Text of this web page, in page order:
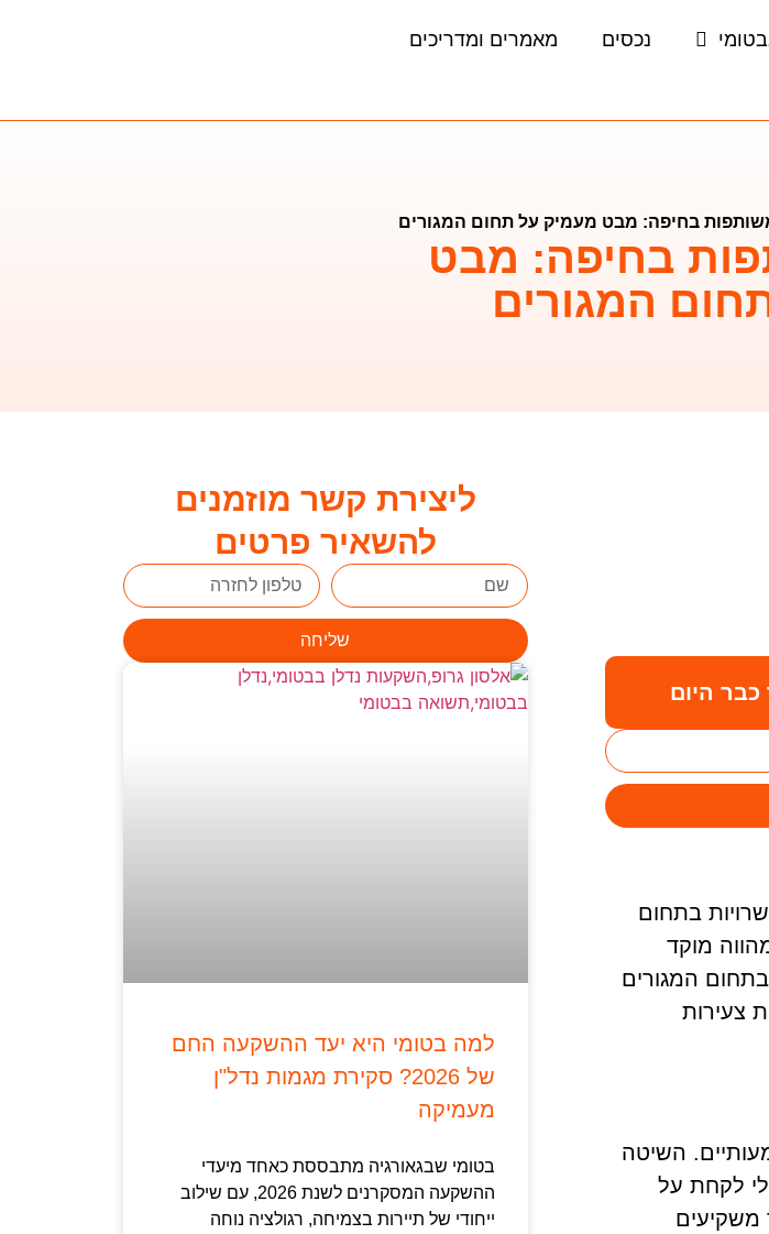
נכסים מאמרים ומדריכים
בחיפה: מבט מעמיק על תחום המגורים
בחיפה: מבט
המגורים
ליצירת קשר מוזמנים
להשאיר פרטים
שליחה
למה בטומי היא יעד ההשקעה החם
של 2026? סקירת מגמות נדל"ן
מעמיקה
בטומי שבגאורגיה מתבססת כאחד מיעדי
ההשקעה המסקרנים לשנת 2026, עם שילוב
ייחודי של תיירות בצמיחה, רגולציה נוחה
היום
בתחום
מוקד
המגורים
צעירות
השיטה
לקחת על
משקיעים